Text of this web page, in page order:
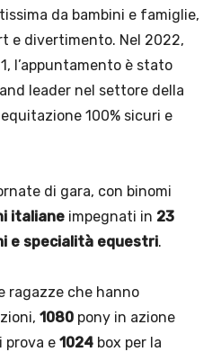
da bambini e famiglie,
e divertimento. Nel 2022,
l’appuntamento è stato
leader nel settore della
100% sicuri e
di gara, con binomi
italiane impegnati in 23
e specialità equestri.
ragazze che hanno
1080 pony in azione
prova e 1024 box per la